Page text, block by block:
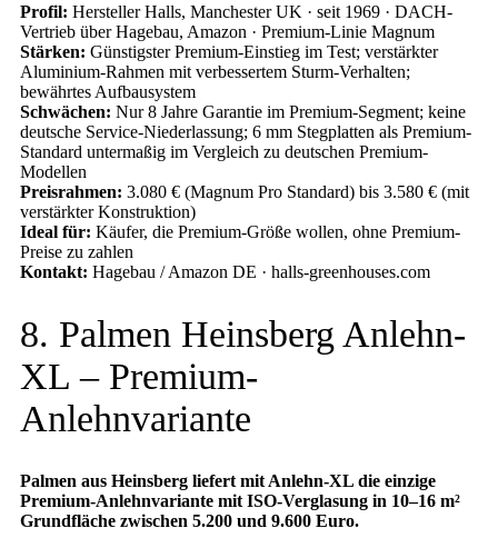
Profil: Hersteller Halls, Manchester UK · seit 1969 · DACH-
Vertrieb über Hagebau, Amazon · Premium-Linie Magnum
Stärken: Günstigster Premium-Einstieg im Test; verstärkter
Aluminium-Rahmen mit verbessertem Sturm-Verhalten;
bewährtes Aufbausystem
Schwächen: Nur 8 Jahre Garantie im Premium-Segment; keine
deutsche Service-Niederlassung; 6 mm Stegplatten als Premium-
Standard untermaßig im Vergleich zu deutschen Premium-
Modellen
Preisrahmen: 3.080 € (Magnum Pro Standard) bis 3.580 € (mit
verstärkter Konstruktion)
Ideal für: Käufer, die Premium-Größe wollen, ohne Premium-
Preise zu zahlen
Kontakt: Hagebau / Amazon DE · halls-greenhouses.com
8. Palmen Heinsberg Anlehn-
XL – Premium-
Anlehnvariante
Palmen aus Heinsberg liefert mit Anlehn-XL die einzige
Premium-Anlehnvariante mit ISO-Verglasung in 10–16 m²
Grundfläche zwischen 5.200 und 9.600 Euro.